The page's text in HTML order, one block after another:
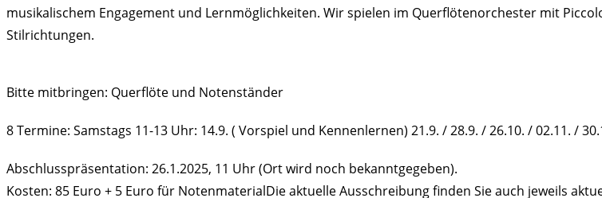
musikalischem Engagement und Lernmöglichkeiten. Wir spielen im Querflötenorchester mit
Stilrichtungen.
Bitte mitbringen: Querflöte und Notenständer
8 Termine: Samstags 11-13 Uhr: 14.9. ( Vorspiel und Kennenlernen) 21.9. / 28.9. / 26.10. / 02.11. /
Abschlusspräsentation: 26.1.2025, 11 Uhr (Ort wird noch bekanntgegeben).
Kosten: 85 Euro + 5 Euro für NotenmaterialDie aktuelle Ausschreibung finden Sie auch jeweils